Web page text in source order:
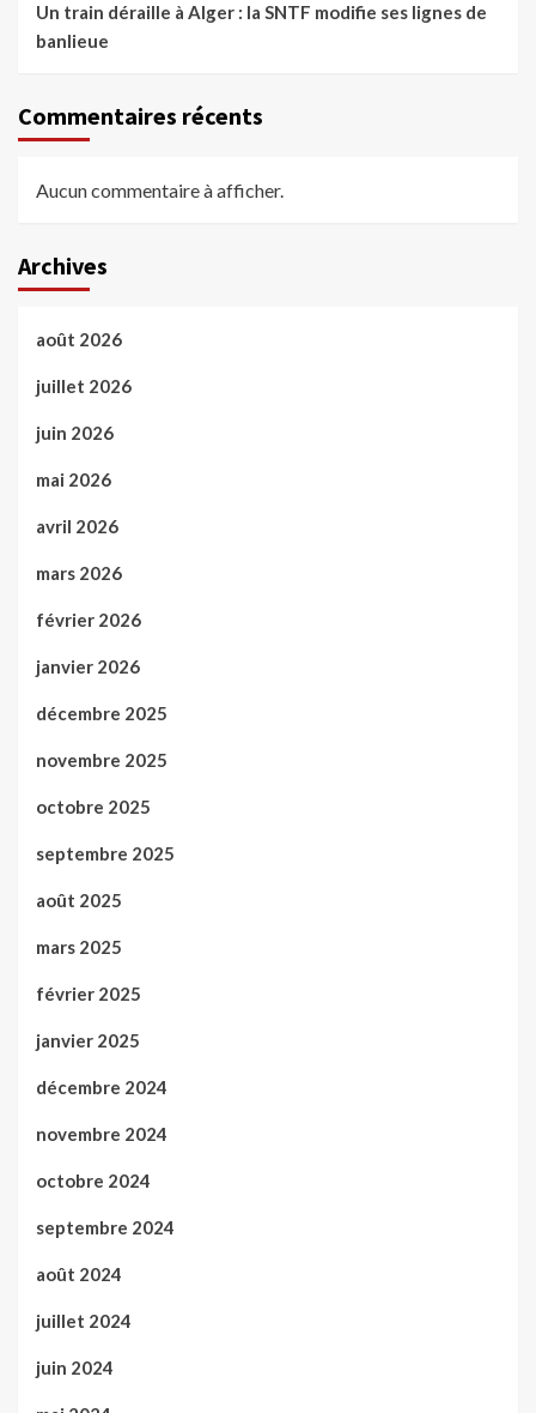
Un train déraille à Alger : la SNTF modifie ses lignes de
banlieue
Commentaires récents
Aucun commentaire à afficher.
Archives
août 2026
juillet 2026
juin 2026
mai 2026
avril 2026
mars 2026
février 2026
janvier 2026
décembre 2025
novembre 2025
octobre 2025
septembre 2025
août 2025
mars 2025
février 2025
janvier 2025
décembre 2024
novembre 2024
octobre 2024
septembre 2024
août 2024
juillet 2024
juin 2024